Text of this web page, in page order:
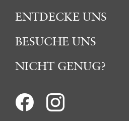
ENTDECKE UNS
BESUCHE UNS
NICHT GENUG?